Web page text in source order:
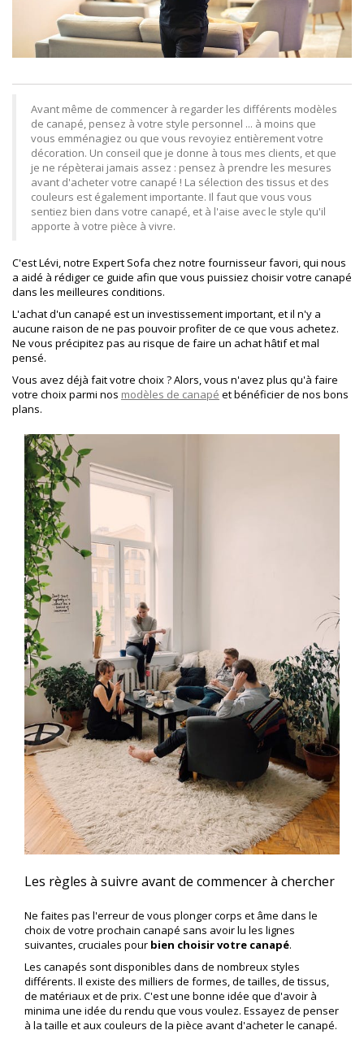
Avant même de commencer à regarder les différents modèles
de canapé, pensez à votre style personnel ... à moins que
vous emménagiez ou que vous revoyiez entièrement votre
décoration. Un conseil que je donne à tous mes clients, et que
je ne répèterai jamais assez : pensez à prendre les mesures
avant d'acheter votre canapé ! La sélection des tissus et des
couleurs est également importante. Il faut que vous vous
sentiez bien dans votre canapé, et à l'aise avec le style qu'il
apporte à votre pièce à vivre.
C'est Lévi, notre Expert Sofa chez notre fournisseur favori, qui nous
a aidé à rédiger ce guide afin que vous puissiez choisir votre canapé
dans les meilleures conditions.
L'achat d'un canapé est un investissement important, et il n'y a
aucune raison de ne pas pouvoir profiter de ce que vous achetez.
Ne vous précipitez pas au risque de faire un achat hâtif et mal
pensé.
Vous avez déjà fait votre choix ? Alors, vous n'avez plus qu'à faire
votre choix parmi nos modèles de canapé et bénéficier de nos bons
plans.
Les règles à suivre avant de commencer à chercher
Ne faites pas l'erreur de vous plonger corps et âme dans le
choix de votre prochain canapé sans avoir lu les lignes
suivantes, cruciales pour bien choisir votre canapé.
Les canapés sont disponibles dans de nombreux styles
différents. Il existe des milliers de formes, de tailles, de tissus,
de matériaux et de prix. C'est une bonne idée que d'avoir à
minima une idée du rendu que vous voulez. Essayez de penser
à la taille et aux couleurs de la pièce avant d'acheter le canapé.